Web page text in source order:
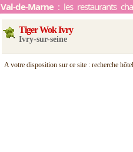
Val-de-Marne : les restaurants
Tiger Wok Ivry
Ivry-sur-seine
A votre disposition sur ce site : recherche